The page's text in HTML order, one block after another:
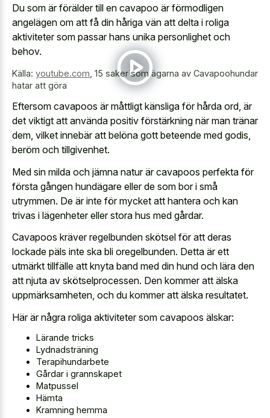
Du som är förälder till en cavapoo är förmodligen
angelägen om att få din håriga vän att delta i roliga
aktiviteter som passar hans unika personlighet och
behov.
Källa: youtube.com 15 saker som ägarna av Cavapoohundar
hatar att göra
Eftersom cavapoos är måttligt känsliga för hårda ord, är
det viktigt att använda positiv förstärkning när man tränar
dem, vilket innebär att belöna gott beteende med godis,
beröm och tillgivenhet.
Med sin milda och jämna natur är cavapoos perfekta för
första gången hundägare eller de som bor i små
utrymmen. De är inte för mycket att hantera och kan
trivas i lägenheter eller stora hus med gårdar.
Cavapoos kräver regelbunden skötsel för att deras
lockade päls inte ska bli oregelbunden. Detta är ett
utmärkt tillfälle att knyta band med din hund och lära den
att njuta av skötselprocessen. Den kommer att älska
uppmärksamheten, och du kommer att älska resultatet.
Här är några roliga aktiviteter som cavapoos älskar:
Lärande tricks
Lydnadsträning
Terapihundarbete
Gårdar i grannskapet
Matpussel
Hämta
Kramning hemma